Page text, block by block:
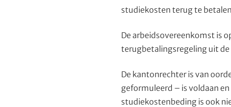
studiekosten terug te
De arbeidsovereenkomst is
terugbetalingsregeling uit
De kantonrechter is van
geformuleerd – is voldaan
studiekostenbeding is ook